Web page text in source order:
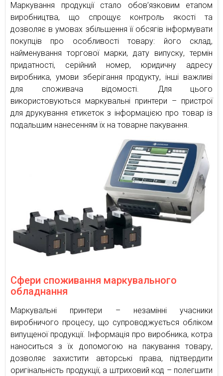
Маркування продукції стало обов’язковим етапом
виробництва, що спрощує контроль якості та
дозволяє в умовах збільшення її обсягів інформувати
покупців про особливості товару: його склад,
найменування торгової марки, дату випуску, термін
придатності, серійний номер, юридичну адресу
виробника, умови зберігання продукту, інші важливі
для споживача відомості. Для цього
використовуються маркувальні принтери – пристрої
для друкування етикеток з інформацією про товар із
подальшим нанесенням їх на товарне пакування.
Сфери споживання маркувального
обладнання
Маркувальні принтери – незамінні учасники
виробничого процесу, що супроводжується обліком
випущеної продукції. Інформація про виробника, котра
наноситься з їх допомогою на пакування товару,
дозволяє захистити авторські права, підтвердити
оригінальність продукції, а штриховий код – полегшити